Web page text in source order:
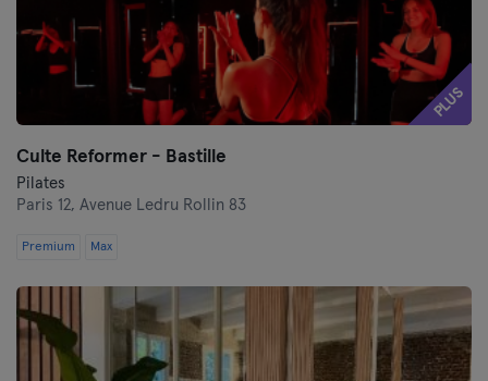
PLUS
Culte Reformer - Bastille
Pilates
Paris 12, Avenue Ledru Rollin 83
Premium Max